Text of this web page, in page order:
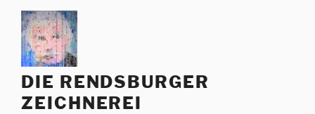
Zum
Inhalt
springen
DIE RENDSBURGER
ZEICHNEREI